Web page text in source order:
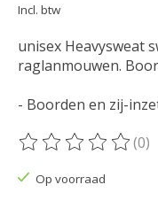
Incl. btw
unisex Heavysweat
raglanmouwen.
- Boorden en zij-
De beoordeling van
(0)
Op voorraad